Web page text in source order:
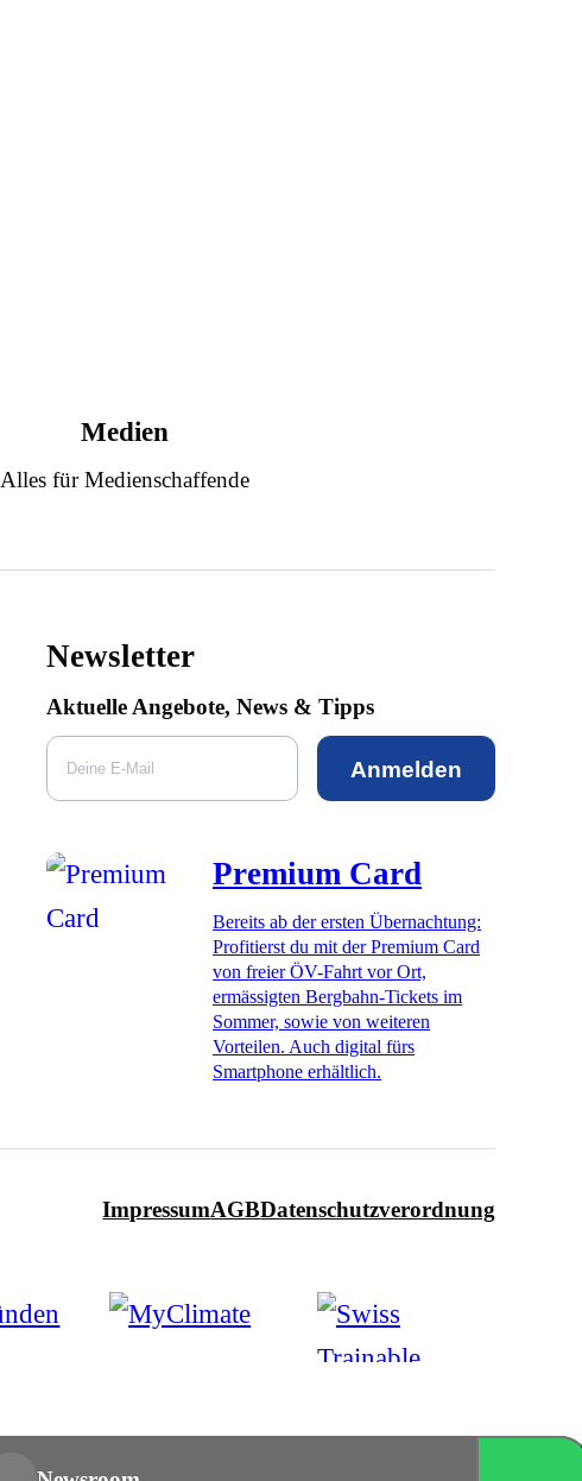
Medien
Alles für Medienschaffende
Newsletter
Aktuelle Angebote, News & Tipps
Anmelden
Premium Card
Bereits ab der ersten Übernachtung:
Profitierst du mit der Premium Card
von freier ÖV-Fahrt vor Ort,
ermässigten Bergbahn-Tickets im
Sommer, sowie von weiteren
Vorteilen. Auch digital fürs
Smartphone erhältlich.
ImpressumAGBDatenschutzverordnung